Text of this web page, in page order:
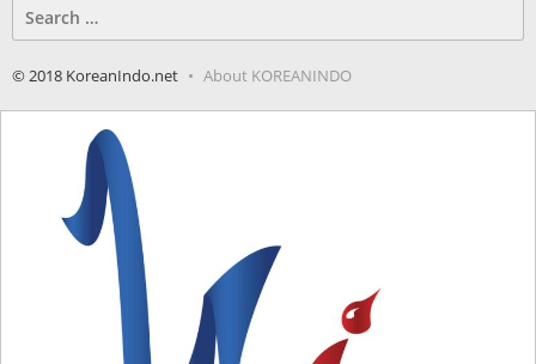
for:
© 2018 KoreanIndo.net About KOREANINDO